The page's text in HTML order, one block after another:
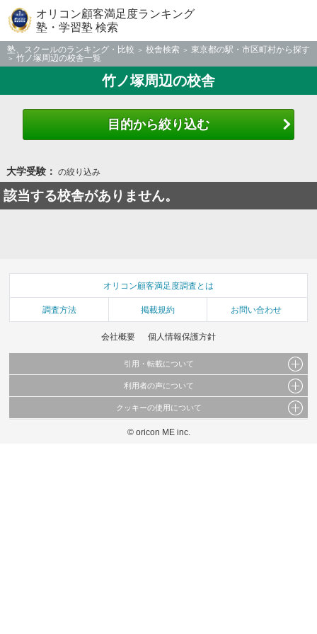
オリコン顧客満足度ランキング
塾・学習塾 検索
塾、スクールのランキング・比較 校舎検索
東京都の駅・市区町村から探す
竹ノ塚周辺の校舎一覧
竹ノ塚周辺の校舎
目的から絞り込む
大学受験： の絞り込み
該当する校舎がありません。
オリコン顧客満足度調査とは
調査方法 掲載規約 お問い合わせ
会社概要 個人情報保護方針
引用・転載について
当サイトで公開されている情報（文字、写真、イラスト、画像データ等）及びこれらの配
これらの情報を権利者の許可なく無断転載・複製などの二次利用を行うことは固く禁じて
利用者の声について
当サイトに掲載している内容はすべてサービスの利用者が提出された見解・感想です。
弊社の見解・ 意見ではないことをご理解いただいた上でご覧ください。
クッキーの使用について
このサイトでは Cookie を使用して、ユーザーに合わせたコンテンツや広告の表示、ソー
© oricon ME inc.